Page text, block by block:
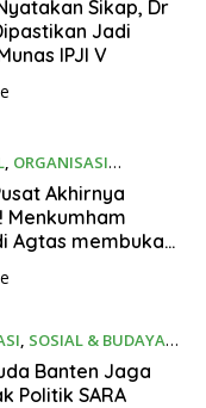
Sikap, Dr
Jadi
IPJI V
, ORGANISASI
Akhirnya
Menkumham
Agtas membuka
, SOSIAL & BUDAYA
Banten Jaga
Politik SARA